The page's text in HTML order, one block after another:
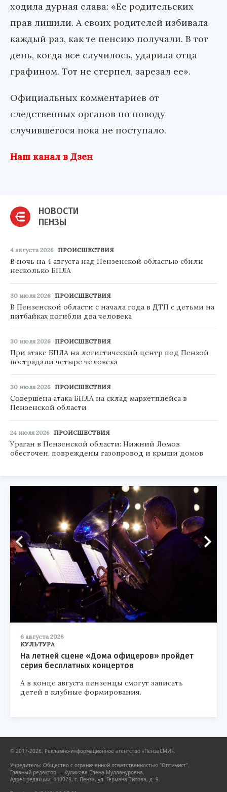
ходила дурная слава: «Ее родительских
прав лишили. А своих родителей избивала
каждый раз, как те пенсию получали. В тот
день, когда все случилось, ударила отца
графином. Тот не стерпел, зарезал ее».
Официальных комментариев от
следственных органов по поводу
случившегося пока не поступало.
Наш канал в Дзен
НОВОСТИ
ПЕНЗЫ
4 августа 2026 ПРОИСШЕСТВИЯ
В ночь на 4 августа над Пензенской областью сбили
несколько БПЛА
30 июля 2026 ПРОИСШЕСТВИЯ
В Пензенской области с начала года в ДТП с детьми на
питбайках погибли два человека
30 июля 2026 ПРОИСШЕСТВИЯ
При атаке БПЛА на логистический центр под Пензой
пострадали четыре человека
30 июля 2026 ПРОИСШЕСТВИЯ
Совершена атака БПЛА на склад маркетплейса в
Пензенской области
24 июля 2026 ПРОИСШЕСТВИЯ
Ураган в Пензенской области: Нижний Ломов
обесточен, повреждены газопровод и крыши домов
6 августа 2026
КУЛЬТУРА
На летней сцене «Дома офицеров» пройдет
серия бесплатных концертов
А в конце августа пензенцы смогут записать
детей в клубные формирования.
© 2017-2026, Рекламно-информационное агентство «ПензаСМИ».
Учредитель: Общество с ограниченной ответственностью "Оптимист".
Главный редактор — Куликова Елена Муллануровна.
Адрес редакции: 440028, г. Пенза, ул. Германа Титова, д. 9.